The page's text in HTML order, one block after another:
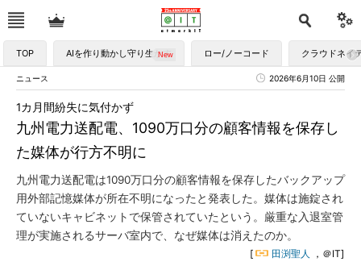
TOP AIを作り動かし守り生かす ロー/ノーコード クラウドネイ
ニュース 2026年6月10日 公開
九州電力送配電、1090万口分の顧客情報を保存し
た媒体が行方不明に
1カ月間紛失に気付かず
九州電力送配電は1090万口分の顧客情報を保存したバックアップ
用外部記憶媒体が所在不明になったと発表した。媒体は施錠され
ていないキャビネットで保管されていたという。厳重な入退室管
理が実施されるサーバ室内で、なぜ媒体は消えたのか。
[ 田渕聖人
，＠IT]